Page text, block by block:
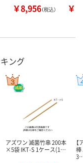
￥8,956（税込） ￥
ング
アズワン 滅菌竹串 200本
×5袋 IKT-S 1ケース(1…